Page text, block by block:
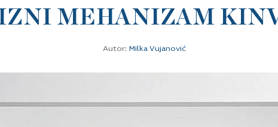
MEHANIZAM
Autor: Milka Vujanović